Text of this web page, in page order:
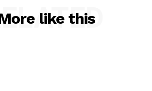
like this